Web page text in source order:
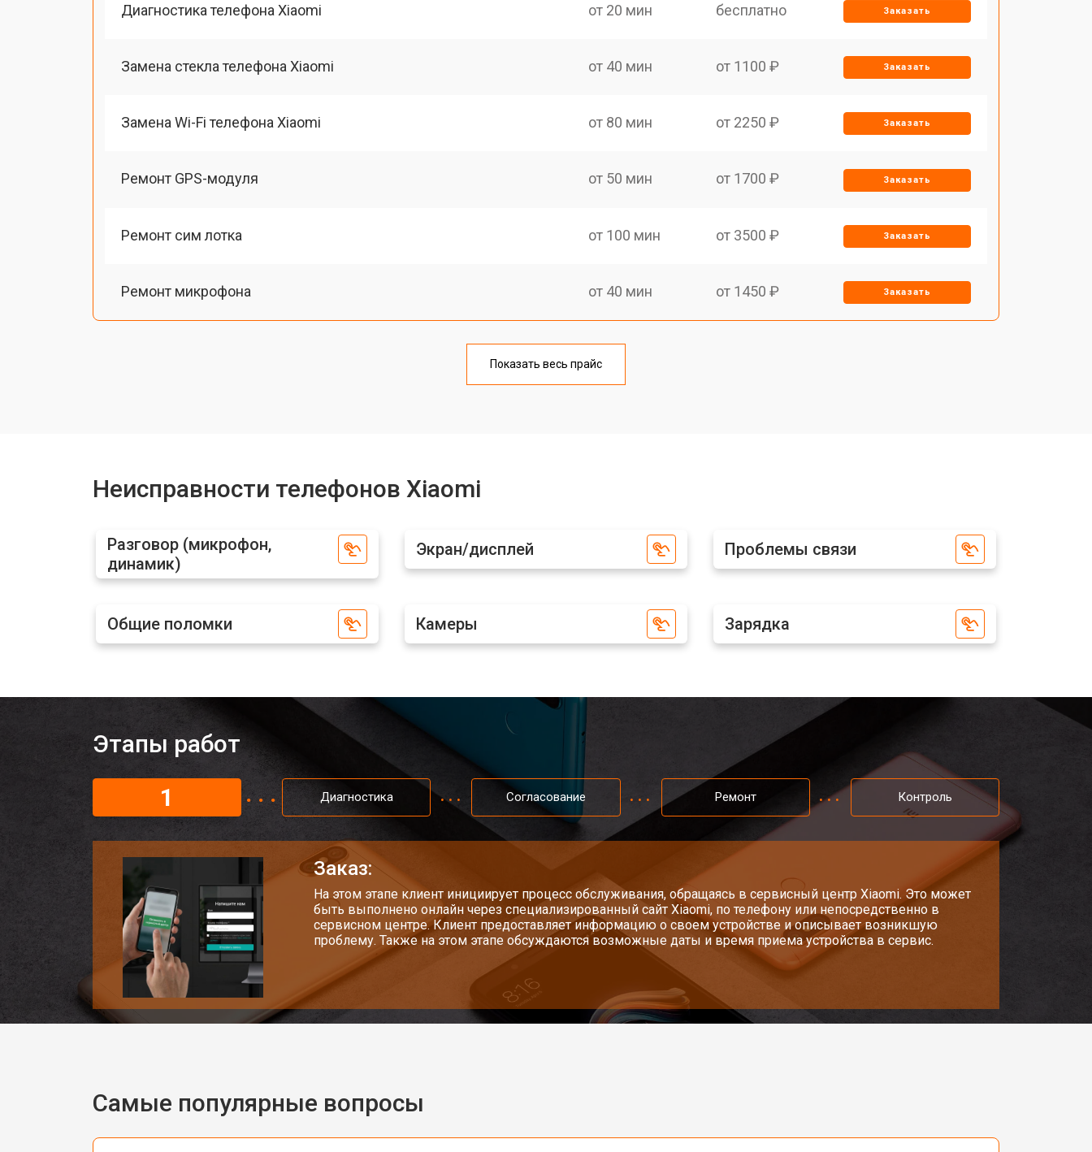
Диагностика телефона Xiaomi от 20 мин бесплатно Заказать
Замена стекла телефона Xiaomi от 40 мин от 1100 ₽ Заказать
Замена Wi-Fi телефона Xiaomi от 80 мин от 2250 ₽ Заказать
Ремонт GPS-модуля от 50 мин от 1700 ₽ Заказать
Ремонт сим лотка от 100 мин от 3500 ₽ Заказать
Ремонт микрофона от 40 мин от 1450 ₽ Заказать
от 70 мин
Замена задней крышки от 60 мин от 1400 ₽ Заказать
Замена дисплея (экрана) от 60 мин от 2700 ₽
Замена кнопки включения от 1750 ₽
Ремонт цепи питания от 90 мин от 3200 ₽ Заказать
Ремонт динамика от 1400 ₽
Показать весь прайс
Неисправности телефонов Xiaomi
Разговор (микрофон,
динамик)
Экран/дисплей Проблемы связи
Общие поломки Камеры Зарядка
Этапы работ
1
Диагностика Согласование Ремонт Контроль
Заказ:
На этом этапе клиент инициирует процесс обслуживания, обращаясь в сервисный центр Xiaomi. Это может
быть выполнено онлайн через специализированный сайт Xiaomi, по телефону или непосредственно в
сервисном центре. Клиент предоставляет информацию о своем устройстве и описывает возникшую
проблему. Также на этом этапе обсуждаются возможные даты и время приема устройства в сервис.
Самые популярные вопросы